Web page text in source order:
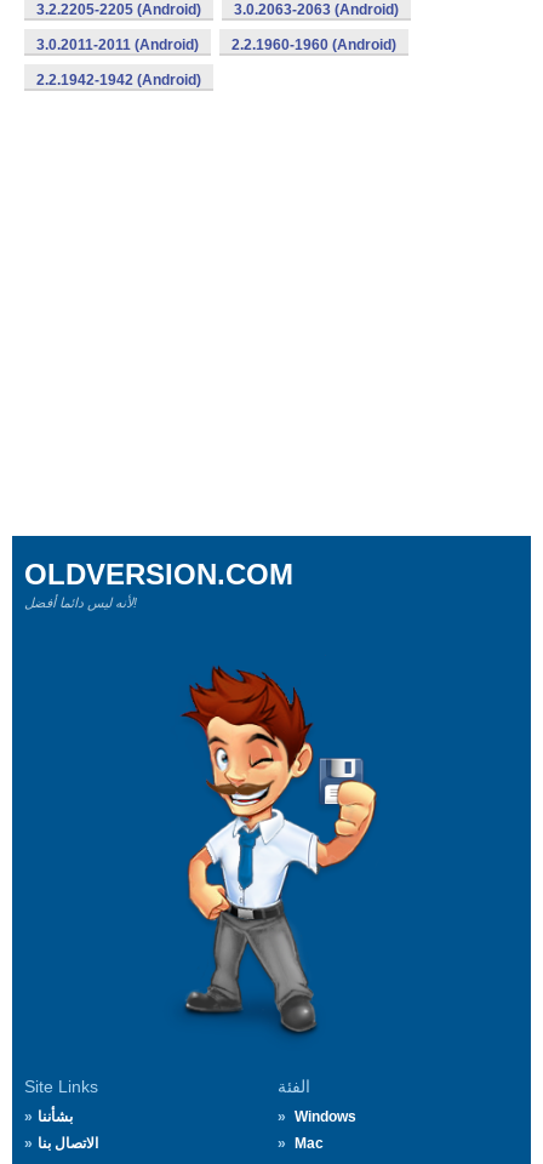
3.2.2205-2205 (Android) 3.0.2063-2063 (Android)
3.0.2011-2011 (Android) 2.2.1960-1960 (Android)
2.2.1942-1942 (Android)
Site Links
بشأننا
الاتصال بنا
الفئة
Windows
Mac
OLDVERSION.COM
لأنه ليس دائما أفضل!